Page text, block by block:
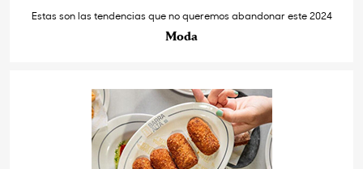
Estas son las tendencias que no queremos abandonar este 2024
Moda